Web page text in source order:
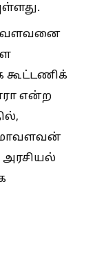
கூட்டணிக்
என்ற
அரசியல்